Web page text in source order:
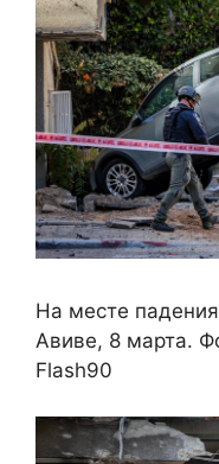
На месте
Авиве, 8 марта.
Flash90